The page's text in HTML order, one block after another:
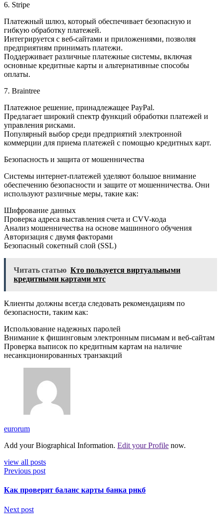
6. Stripe
Платежный шлюз, который обеспечивает безопасную и
гибкую обработку платежей.
Интегрируется с веб-сайтами и приложениями, позволяя
предприятиям принимать платежи.
Поддерживает различные платежные системы, включая
основные кредитные карты и альтернативные способы
оплаты.
7. Braintree
Платежное решение, принадлежащее PayPal.
Предлагает широкий спектр функций обработки платежей и
управления рисками.
Популярный выбор среди предприятий электронной
коммерции для приема платежей с помощью кредитных карт.
Безопасность и защита от мошенничества
Системы интернет-платежей уделяют большое внимание
обеспечению безопасности и защите от мошенничества. Они
используют различные меры, такие как:
Шифрование данных
Проверка адреса выставления счета и CVV-кода
Анализ мошенничества на основе машинного обучения
Авторизация с двумя факторами
Безопасный сокетный слой (SSL)
Читать статью Кто пользуется виртуальными
кредитными картами мтс
Клиенты должны всегда следовать рекомендациям по
безопасности, таким как:
Использование надежных паролей
Внимание к фишинговым электронным письмам и веб-сайтам
Проверка выписок по кредитным картам на наличие
несанкционированных транзакций
eurorum
Add your Biographical Information. Edit your Profile now.
view all posts
Previous post
Как проверит баланс карты банка рнкб
Next post